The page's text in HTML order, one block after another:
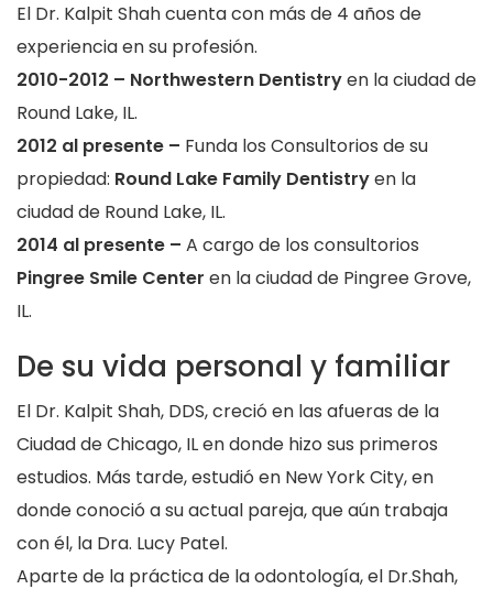
El Dr. Kalpit Shah cuenta con más de 4 años de
experiencia en su profesión.
2010-2012 – Northwestern Dentistryen la ciudad de
Round Lake, IL.
2012 al presente – Funda los Consultorios de su
propiedad: Round Lake Family Dentistryen la
ciudad de Round Lake, IL.
2014 al presente – A cargo de los consultorios
Pingree Smile Center en la ciudad de Pingree Grove,
IL.
De su vida personal y familiar
El Dr. Kalpit Shah, DDS, creció en las afueras de la
Ciudad de Chicago, IL en donde hizo sus primeros
estudios. Más tarde, estudió en New York City, en
donde conoció a su actual pareja, que aún trabaja
con él, la Dra. Lucy Patel.
Aparte de la práctica de la odontología, el Dr.Shah,